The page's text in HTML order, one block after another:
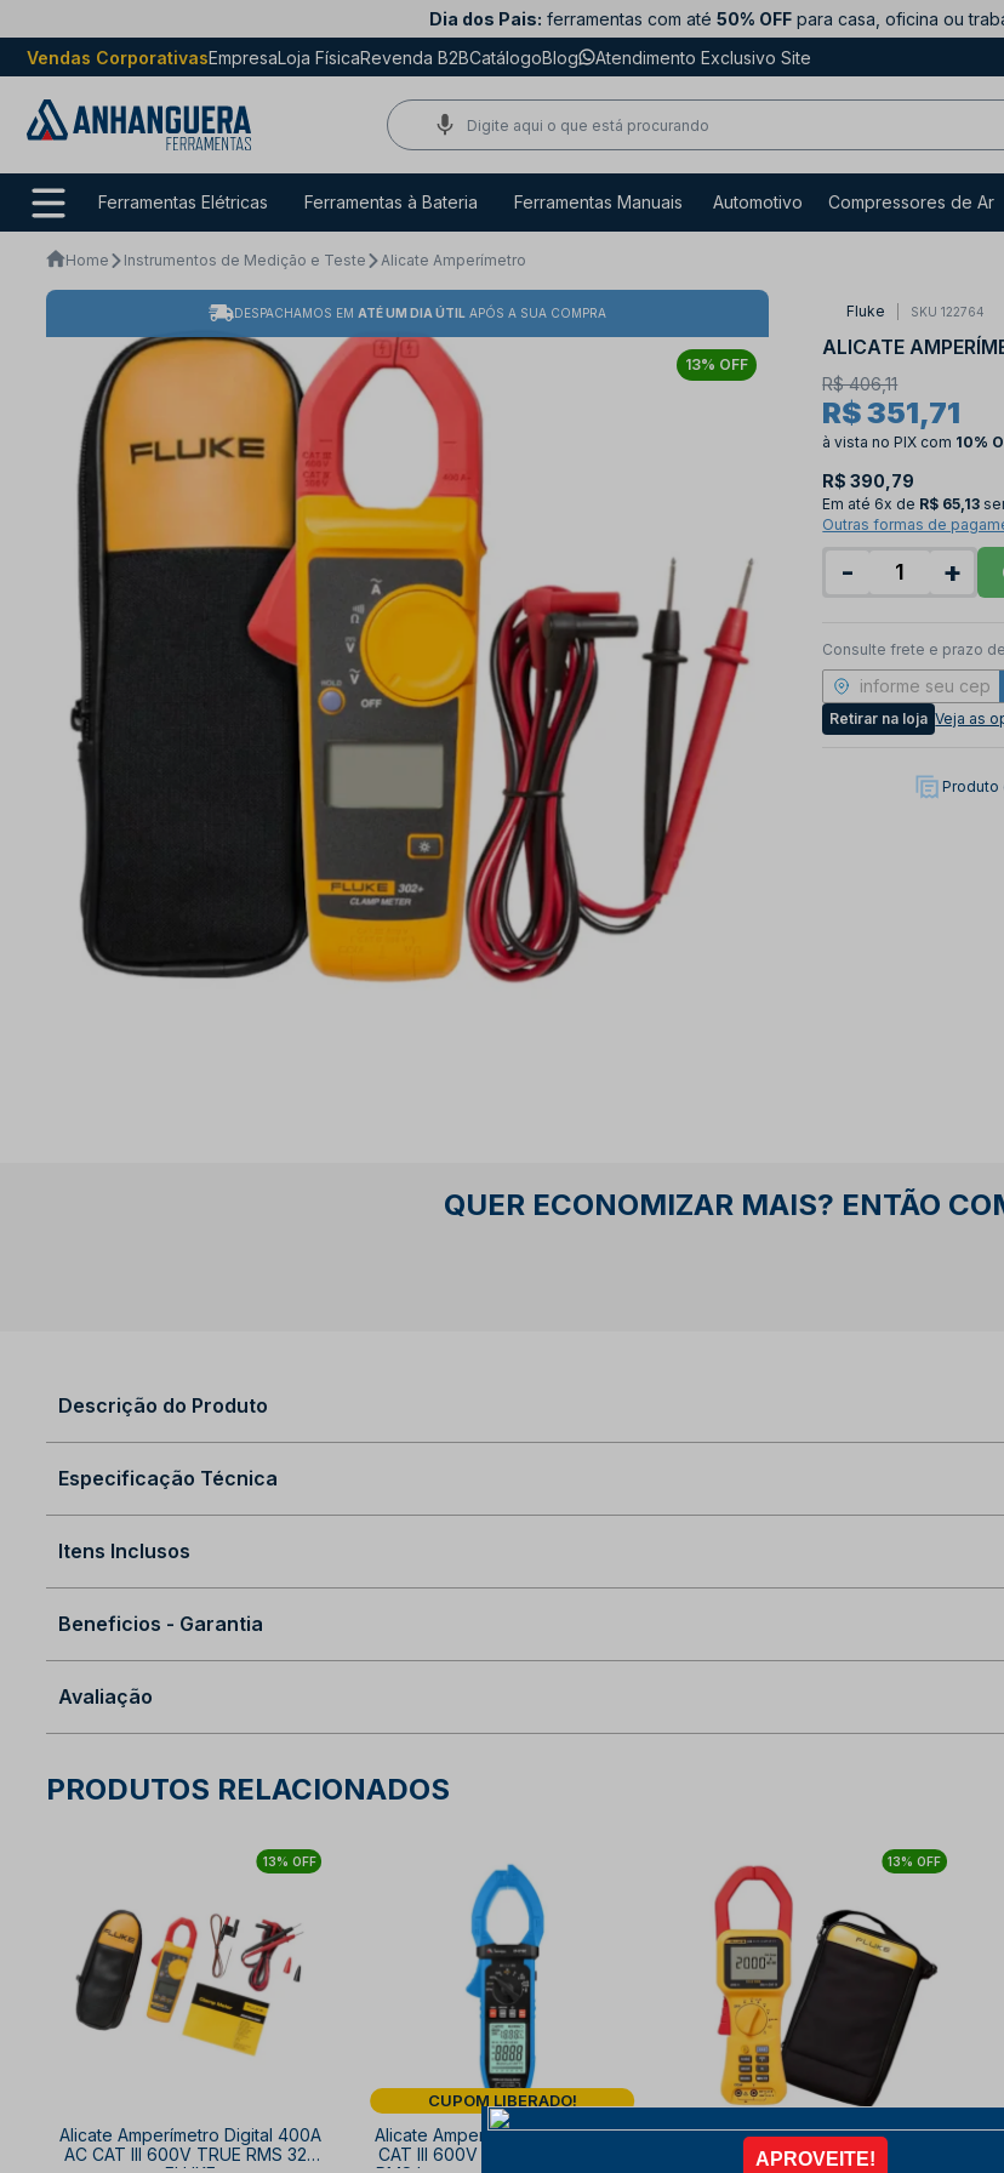
Dia dos Pais: ferramentas com até 50% OFF para casa, oficina ou
Vendas CorporativasEmpresaLoja FísicaRevenda B2BCatálogoBlog Atendimento Exclusivo Site
Ferramentas Elétricas Ferramentas à Bateria Ferramentas Manuais Automotivo Compressores de Ar
Home Instrumentos de Medição e Teste Alicate Amperímetro
DESPACHAMOS EM ATÉ UM DIA ÚTIL APÓS A SUA COMPRA
13% OFF
Fluke SKU 122764
ALICATE
R$ 406,11
R$ 351,71
à vista no PIX com 10%
R$ 390,79
Em até 6x de R$ 65,13
Outras formas de
- +
Consulte frete e prazo
Retirar na loja Veja as
Produto
QUER ECONOMIZAR MAIS? ENTÃO
Descrição do Produto
Especificação Técnica
Itens Inclusos
Beneficios - Garantia
Avaliação
PRODUTOS RELACIONADOS
13% OFF
Alicate Amperímetro Digital 400A
AC CAT III 600V TRUE RMS 325
CUPOM LIBERADO!
Alicate Amperímetro Digital (AC)
CAT III 600V CAT V 600V True
13% OFF
Alicate Amperímetro Digital
(AC/DC) CAT lV 600V TRUE